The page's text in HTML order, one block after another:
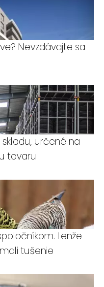
Nevzdávajte sa
určené na
tovaru
Lenže
tušenie